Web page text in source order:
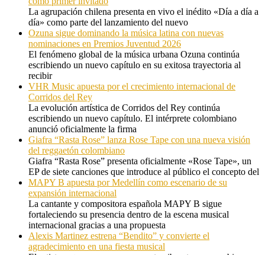
La agrupación chilena presenta en vivo el inédito «Día a día a
día» como parte del lanzamiento del nuevo
Ozuna sigue dominando la música latina con nuevas
nominaciones en Premios Juventud 2026
El fenómeno global de la música urbana Ozuna continúa
escribiendo un nuevo capítulo en su exitosa trayectoria al
recibir
VHR Music apuesta por el crecimiento internacional de
Corridos del Rey
La evolución artística de Corridos del Rey continúa
escribiendo un nuevo capítulo. El intérprete colombiano
anunció oficialmente la firma
Giafra “Rasta Rose” lanza Rose Tape con una nueva visión
del reggaetón colombiano
Giafra “Rasta Rose” presenta oficialmente «Rose Tape», un
EP de siete canciones que introduce al público el concepto del
MAPY B apuesta por Medellín como escenario de su
expansión internacional
La cantante y compositora española MAPY B sigue
fortaleciendo su presencia dentro de la escena musical
internacional gracias a una propuesta
Alexis Martinez estrena “Bendito” y convierte el
agradecimiento en una fiesta musical